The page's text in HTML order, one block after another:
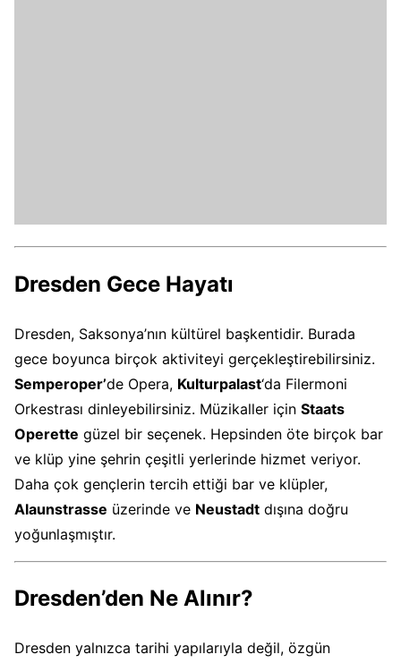
Dresden Gece Hayatı
Dresden, Saksonya’nın kültürel başkentidir. Burada
gece boyunca birçok aktiviteyi gerçekleştirebilirsiniz.
Semperoper’de Opera, Kulturpalast‘da Filermoni
Orkestrası dinleyebilirsiniz. Müzikaller için Staats
Operette güzel bir seçenek. Hepsinden öte birçok bar
ve klüp yine şehrin çeşitli yerlerinde hizmet veriyor.
Daha çok gençlerin tercih ettiği bar ve klüpler,
Alaunstrasse üzerinde ve Neustadt dışına doğru
yoğunlaşmıştır.
Dresden’den Ne Alınır?
Dresden yalnızca tarihi yapılarıyla değil, özgün